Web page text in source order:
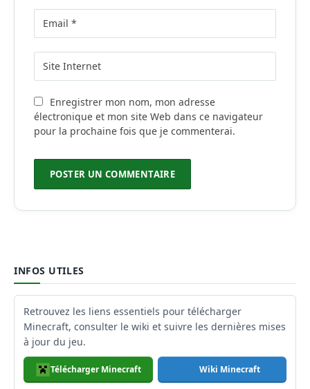
Enregistrer mon nom, mon adresse
électronique et mon site Web dans ce navigateur
pour la prochaine fois que je commenterai.
INFOS UTILES
Retrouvez les liens essentiels pour télécharger
Minecraft, consulter le wiki et suivre les dernières mises
à jour du jeu.
Télécharger Minecraft Wiki Minecraft